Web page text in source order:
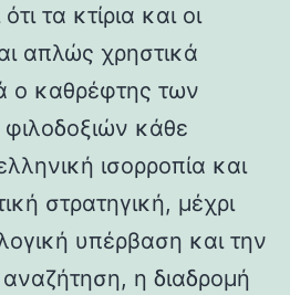
τα κτίρια και οι
απλώς χρηστικά
ο καθρέφτης των
κάθε
ισορροπία και
στρατηγική, μέχρι
υπέρβαση και την
αναζήτηση, η διαδρομή